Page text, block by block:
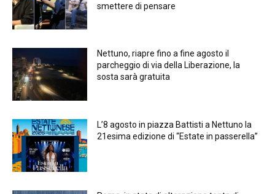
smettere di pensare
Nettuno, riapre fino a fine agosto il
parcheggio di via della Liberazione, la
sosta sarà gratuita
L’8 agosto in piazza Battisti a Nettuno la
21esima edizione di “Estate in passerella”